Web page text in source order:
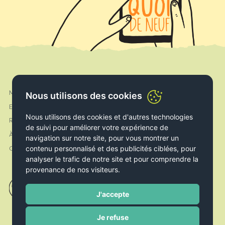
Nous utilisons des cookies
Nous utilisons des cookies et d'autres technologies
de suivi pour améliorer votre expérience de
navigation sur notre site, pour vous montrer un
contenu personnalisé et des publicités ciblées, pour
analyser le trafic de notre site et pour comprendre la
provenance de nos visiteurs.
J'accepte
Je refuse
Mon compte
Expédition & Livraison
Retours & Echanges
À propos de nous
Contact
Facebook